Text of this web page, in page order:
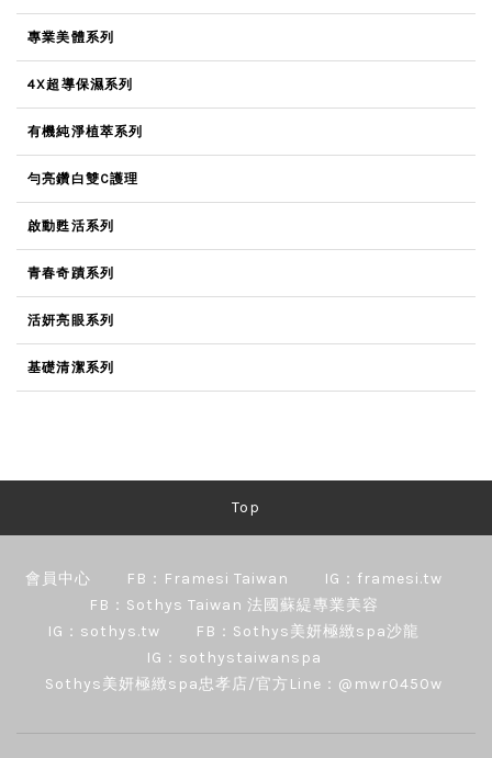
專業美體系列
4X超導保濕系列
有機純淨植萃系列
勻亮鑽白雙C護理
啟動甦活系列
青春奇蹟系列
活妍亮眼系列
基礎清潔系列
Top
會員中心 FB：Framesi Taiwan
IG：framesi.tw
FB：Sothys Taiwan 法國蘇緹專業美容
IG：sothys.tw
FB：Sothys美妍極緻spa沙龍
IG：sothystaiwanspa
Sothys美妍極緻spa忠孝店/官方Line：@mwr0450w